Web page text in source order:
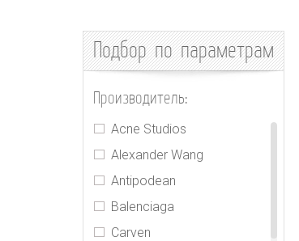
Подборпо параметрам
Производитель:
Acne Studios
Alexander Wang
Antipodean
Balenciaga
Carven